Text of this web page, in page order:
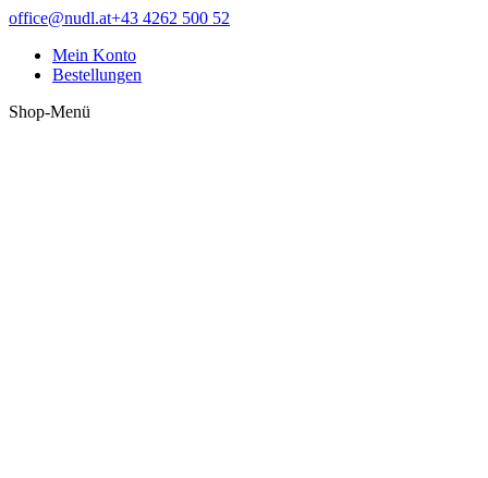
Zum
springen
Facebook
opens
window
office@nudl.at+43 4262 500 52
Mein Konto
Bestellungen
Shop-Menü